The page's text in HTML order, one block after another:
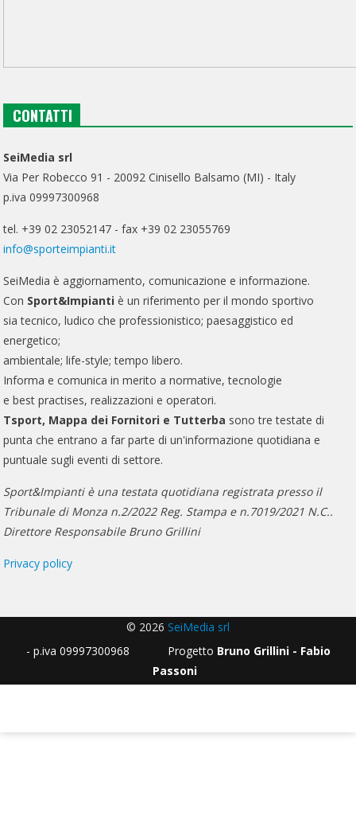
CONTATTI
SeiMedia srl
Via Per Robecco 91 - 20092 Cinisello Balsamo (MI) - Italy
p.iva 09997300968
tel. +39 02 23052147 - fax +39 02 23055769
info@sporteimpianti.it
SeiMedia è aggiornamento, comunicazione e informazione.
Con Sport&Impianti è un riferimento per il mondo sportivo
sia tecnico, ludico che professionistico; paesaggistico ed
energetico;
ambientale; life-style; tempo libero.
Informa e comunica in merito a normative, tecnologie
e best practises, realizzazioni e operatori.
Tsport, Mappa dei Fornitori e Tutterba sono tre testate di
punta che entrano a far parte di un'informazione quotidiana e
puntuale sugli eventi di settore.
Sport&Impianti è una testata quotidiana registrata presso il
Tribunale di Monza n.2/2022 Reg. Stampa e n.7019/2021 N.C..
Direttore Responsabile Bruno Grillini
Privacy policy
© 2026 SeiMedia srl
- p.iva 09997300968 Progetto Bruno Grillini - Fabio
Passoni